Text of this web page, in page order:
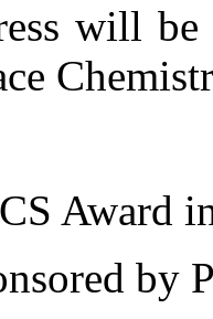
will
Award
by